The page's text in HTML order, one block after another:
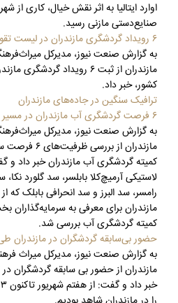
اوارد ایتالیا به اثر نقش خیال، کاری از
صنایع‌دستی مازنی رسید.
۶ رویداد گردشگری مازندران در لیست تقویم گردشگری کشور ثبت شد
به گزارش صنعت نیوز، مدیرکل
مازندران از ثبت ۶ رویداد
کشور، خبر داد.
ترافیک سنگین در جاده‌های مازندران
۶ فرصت گردشگری آب مازندران در مسیر جذب سرمایه‌گذار
به گزارش صنعت نیوز، مدیرکل
مازندران از
کمیته گردشگری آب مازندران خبر داد
لاستیکی آرمیچ‌کلا بابلسر، سد گلورد
رامسر، سد البرز و سد انحرافی بابلک
مازندران برای معرفی به
کمیته گردشگری آب بررسی شد.
حضور بی‌سابقه گردشگران در مازندران
به گزارش صنعت نیوز، مدیرکل میراث‌
مازندران از حضور بی سابقه گردشگران